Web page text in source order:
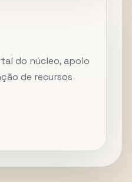
do núcleo, apoio
de recursos